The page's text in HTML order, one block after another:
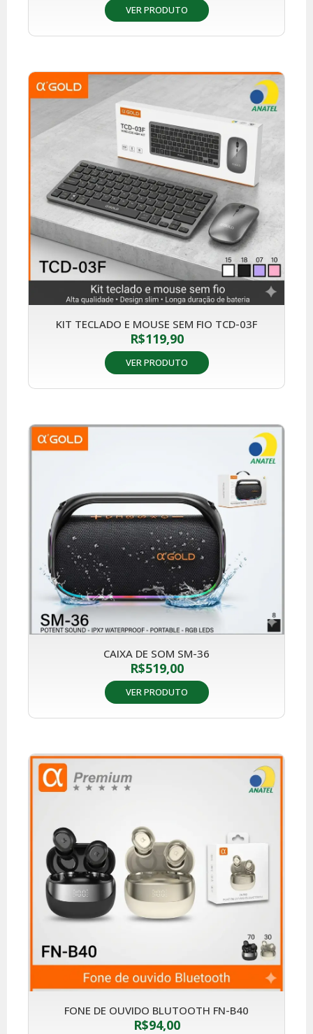
VER PRODUTO
KIT TECLADO E MOUSE SEM FIO TCD-03F
R$119,90
VER PRODUTO
CAIXA DE SOM SM-36
R$519,00
VER PRODUTO
FONE DE OUVIDO BLUTOOTH FN-B40
R$94,00